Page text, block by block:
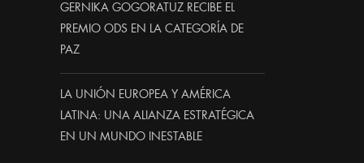
GERNIKA GOGORATUZ RECIBE EL
PREMIO ODS EN LA CATEGORÍA DE
PAZ
LA UNIÓN EUROPEA Y AMÉRICA
LATINA: UNA ALIANZA ESTRATÉGICA
EN UN MUNDO INESTABLE